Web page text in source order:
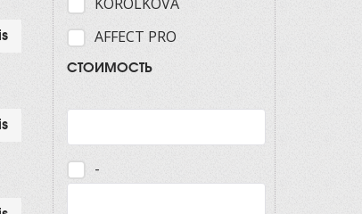
AFFECT PRO
СТОИМОСТЬ
-